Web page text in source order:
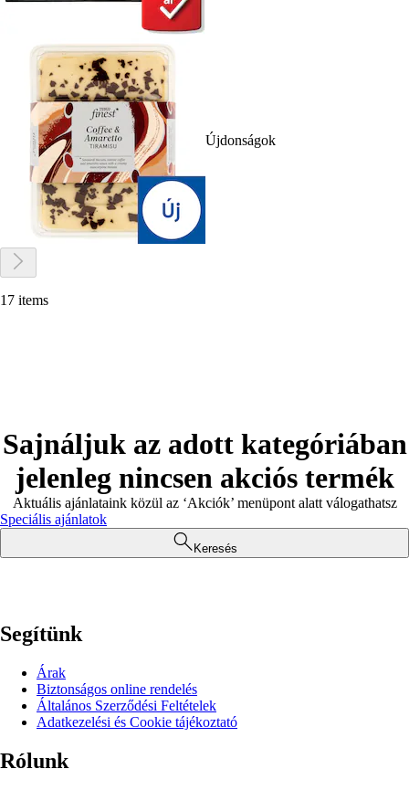
Újdonságok
17 items
Sajnáljuk az adott kategóriában
jelenleg nincsen akciós termék
Aktuális ajánlataink közül az ‘Akciók’ menüpont alatt válogathatsz
Speciális ajánlatok
Keresés
Segítünk
Árak
Biztonságos online rendelés
Általános Szerződési Feltételek
Adatkezelési és Cookie tájékoztató
Rólunk